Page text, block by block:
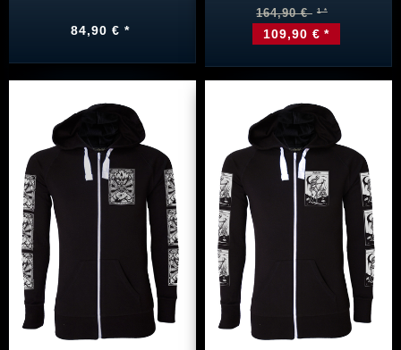
84,90 € *
164,90 €
109,90 € *